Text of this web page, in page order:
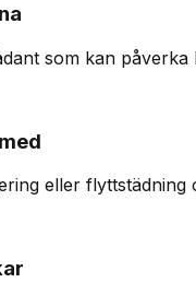
som kan påverka
eller flyttstädning